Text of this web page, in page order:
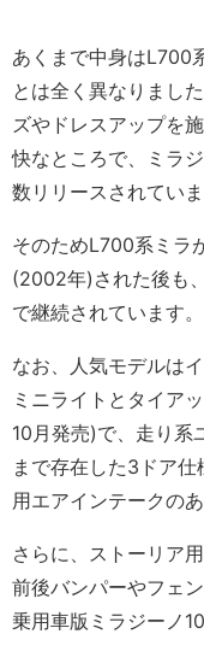
あくまで中身はL700
とは全く異なりまし
ズやドレスアップを
快なところで、ミラ
数リリースされていま
そのためL700系ミラ
(2002年)された後も
で継続されています。
なお、人気モデルは
ミニライトとタイア
10月発売)で、走り系
まで存在した3ドア
用エアインテークの
さらに、ストーリア
前後バンパーやフェ
乗用車版ミラジーノ